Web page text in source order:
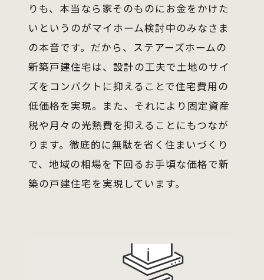
りも、本当なら家そのものにお金をかけた
いというのがマイホーム検討中のみなさま
の本音です。だから、ステアーズホームの
新築戸建住宅は、設計の工夫で土地のサイ
ズをコンパクトに抑えることで住宅費用の
低価格を実現。また、それにより固定資産
税や月々の光熱費を抑えることにもつなが
ります。徹底的に無駄を省く住まいづくり
で、地域の相場を下回るお手頃な価格で新
築の戸建住宅を実現しています。